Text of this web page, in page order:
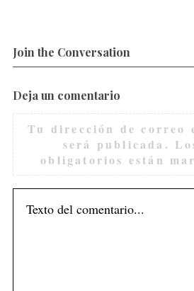
Join the Conversation
Deja un comentario
Tu dirección de correo
será publicada.
obligatorios están
c
o
: